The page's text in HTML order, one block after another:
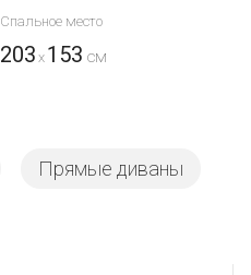
Спальное место
203 x 153
Прямые диваны